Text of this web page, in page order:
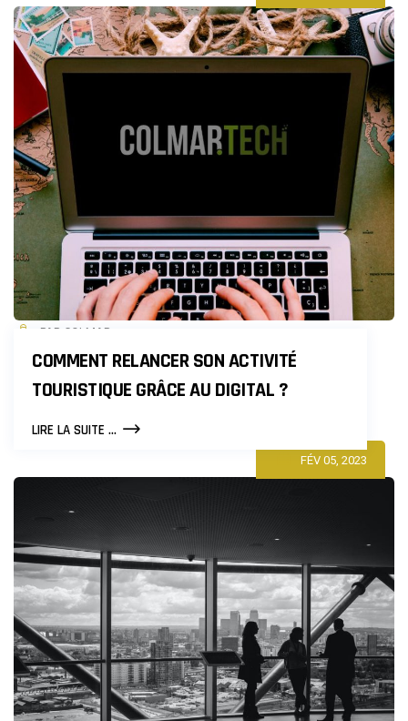
COLMAR
:
LES
TENDANCES
TECHNOLOGIQUES
PAR COLMAR
COMMENT RELANCER SON ACTIVITÉ
TOURISTIQUE GRÂCE AU DIGITAL ?
LIRE LA SUITE ...COMMENT
ACTIVITÉ
GRÂCE
AU
DIGITAL
?
FÉV 05, 2023